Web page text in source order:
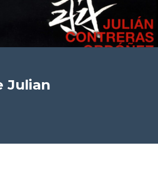
Julian